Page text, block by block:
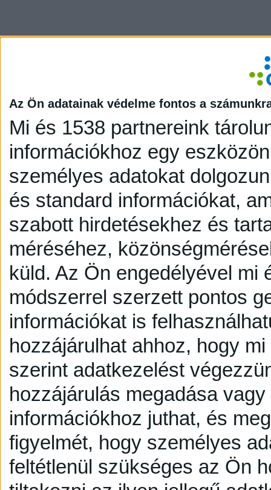
Az Ön adatainak védelme fontos a
Mi és 1538 partnereink
információkhoz egy
személyes adatokat
és standard információkat,
szabott hirdetésekhez és
méréséhez,
küld. Az Ön engedélyével mi
módszerrel szerzett pontos
információkat is
hozzájárulhat ahhoz, hogy
szerint adatkezelést
hozzájárulás megadása
információkhoz juthat, és
figyelmét, hogy személyes
feltétlenül szükséges az Ön